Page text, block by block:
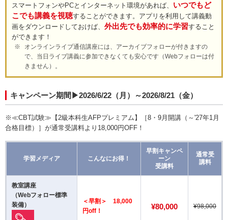
スマートフォンやPCとインターネット環境があれば、 いつでもど
こでも講義を視聴することができます。アプリを利用して講義動
画をダウンロードしておけば、 外出先でも効率的に学習すること
ができます！
オンラインライブ通信講座には、アーカイブフォローが付きますの
で、当日ライブ講義に参加できなくても安心です（Webフォローは付
きません）。
キャンペーン期間▶2026/6/22（月）～2026/8/21（金）
※≪CBT試験≫【2級本科生AFPプレミアム】［8・9月開講（～'27年1月
合格目標）］が通常受講料より18,000円OFF！
学習メディア こんなにお得！
早割キャンペ
ーン
受講料
通常受
講料
教室講座
（Webフォロー標準
装備）
＜早割＞ 18,000
円off！
¥80,000 ¥98,000